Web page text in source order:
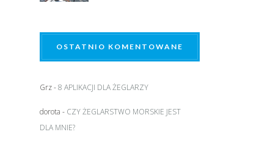
OSTATNIO KOMENTOWANE
Grz-8 APLIKACJI DLA ŻEGLARZY
dorota - CZY ŻEGLARSTWO MORSKIE JEST
DLA MNIE?